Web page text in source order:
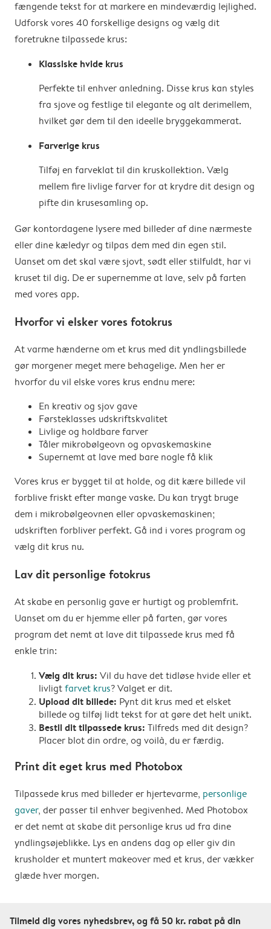
fængende tekst for at markere en mindeværdig lejlighed.
Udforsk vores 40 forskellige designs og vælg dit
foretrukne tilpassede krus:
Klassiske hvide krus
Perfekte til enhver anledning. Disse krus kan styles
fra sjove og festlige til elegante og alt derimellem,
hvilket gør dem til den ideelle bryggekammerat.
Farverige krus
Tilføj en farveklat til din kruskollektion. Vælg
mellem fire livlige farver for at krydre dit design og
pifte din krusesamling op.
Gør kontordagene lysere med billeder af dine nærmeste
eller dine kæledyr og tilpas dem med din egen stil.
Uanset om det skal være sjovt, sødt eller stilfuldt, har vi
kruset til dig. De er supernemme at lave, selv på farten
med vores app.
Hvorfor vi elsker vores fotokrus
At varme hænderne om et krus med dit yndlingsbillede
gør morgener meget mere behagelige. Men her er
hvorfor du vil elske vores krus endnu mere:
En kreativ og sjov gave
Førsteklasses udskriftskvalitet
Livlige og holdbare farver
Tåler mikrobølgeovn og opvaskemaskine
Supernemt at lave med bare nogle få klik
Vores krus er bygget til at holde, og dit kære billede vil
forblive friskt efter mange vaske. Du kan trygt bruge
dem i mikrobølgeovnen eller opvaskemaskinen;
udskriften forbliver perfekt. Gå ind i vores program og
vælg dit krus nu.
Lav dit personlige fotokrus
At skabe en personlig gave er hurtigt og problemfrit.
Uanset om du er hjemme eller på farten, gør vores
program det nemt at lave dit tilpassede krus med få
enkle trin:
Vælg dit krus: Vil du have det tidløse hvide eller et
livligtfarvet krus? Valget er dit.
Upload dit billede: Pynt dit krus med et elsket
billede og tilføj lidt tekst for at gøre det helt unikt.
Bestil dit tilpassede krus: Tilfreds med dit design?
Placer blot din ordre, og voilà, du er færdig.
Print dit eget krus med Photobox
Tilpassede krus med billeder er hjertevarme, personlige
gaver, der passer til enhver begivenhed. Med Photobox
er det nemt at skabe dit personlige krus ud fra dine
yndlingsøjeblikke. Lys en andens dag op eller giv din
krusholder et muntert makeover med et krus, der vækker
glæde hver morgen.
Tilmeld dig vores nyhedsbrev, og få 50 kr. rabat på din